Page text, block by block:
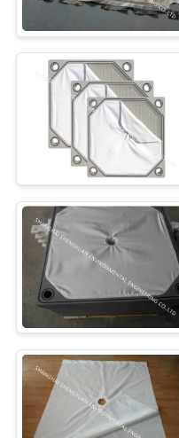
TUR
PABRIK
KONTROL
KUALITAS
HUBUNGI
KAMI
PERMINTAAN
PENAWARAN
SITEMAP
Kain
Udara
Kain
Poliester